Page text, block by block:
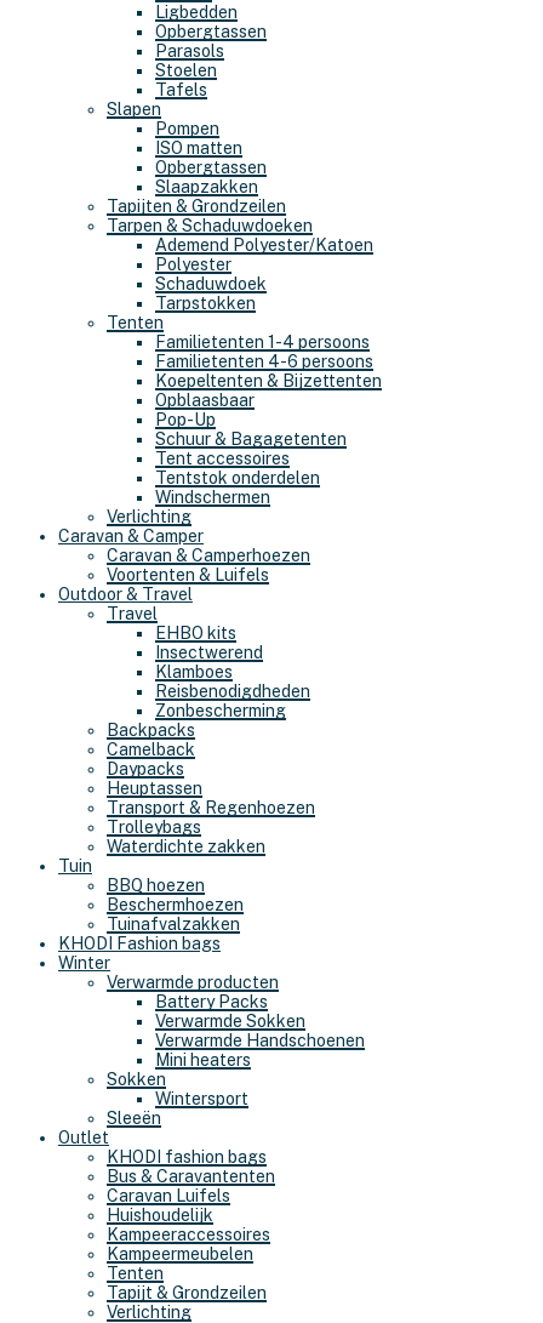
Ligbedden
Opbergtassen
Parasols
Stoelen
Tafels
Slapen
Pompen
ISO matten
Opbergtassen
Slaapzakken
Tapijten & Grondzeilen
Tarpen & Schaduwdoeken
Ademend Polyester/Katoen
Polyester
Schaduwdoek
Tarpstokken
Tenten
Familietenten 1-4 persoons
Familietenten 4-6 persoons
Koepeltenten & Bijzettenten
Opblaasbaar
Pop-Up
Schuur & Bagagetenten
Tent accessoires
Tentstok onderdelen
Windschermen
Verlichting
Caravan & Camper
Caravan & Camperhoezen
Voortenten & Luifels
Outdoor & Travel
Travel
EHBO kits
Insectwerend
Klamboes
Reisbenodigdheden
Zonbescherming
Backpacks
Camelback
Daypacks
Heuptassen
Transport & Regenhoezen
Trolleybags
Waterdichte zakken
Tuin
BBQ hoezen
Beschermhoezen
Tuinafvalzakken
KHODI Fashion bags
Winter
Verwarmde producten
Battery Packs
Verwarmde Sokken
Verwarmde Handschoenen
Mini heaters
Sokken
Wintersport
Sleeën
Outlet
KHODI fashion bags
Bus & Caravantenten
Caravan Luifels
Huishoudelijk
Kampeeraccessoires
Kampeermeubelen
Tenten
Tapijt & Grondzeilen
Verlichting